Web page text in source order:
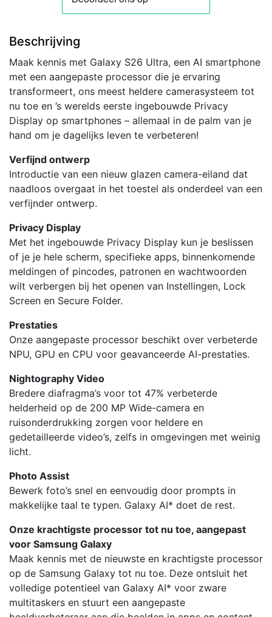
Beschrijving
Maak kennis met Galaxy S26 Ultra, een AI smartphone
met een aangepaste processor die je ervaring
transformeert, ons meest heldere camerasysteem tot
nu toe en ’s werelds eerste ingebouwde Privacy
Display op smartphones – allemaal in de palm van je
hand om je dagelijks leven te verbeteren!
Verfijnd ontwerp
Introductie van een nieuw glazen camera-eiland dat
naadloos overgaat in het toestel als onderdeel van een
verfijnder ontwerp.
Privacy Display
Met het ingebouwde Privacy Display kun je beslissen
of je je hele scherm, specifieke apps, binnenkomende
meldingen of pincodes, patronen en wachtwoorden
wilt verbergen bij het openen van Instellingen, Lock
Screen en Secure Folder.
Prestaties
Onze aangepaste processor beschikt over verbeterde
NPU, GPU en CPU voor geavanceerde AI-prestaties.
Nightography Video
Bredere diafragma’s voor tot 47% verbeterde
helderheid op de 200 MP Wide-camera en
ruisonderdrukking zorgen voor heldere en
gedetailleerde video’s, zelfs in omgevingen met weinig
licht.
Photo Assist
Bewerk foto’s snel en eenvoudig door prompts in
makkelijke taal te typen. Galaxy AI* doet de rest.
Onze krachtigste processor tot nu toe, aangepast
voor Samsung Galaxy
Maak kennis met de nieuwste en krachtigste processor
op de Samsung Galaxy tot nu toe. Deze ontsluit het
volledige potentieel van Galaxy AI* voor zware
multitaskers en stuurt een aangepaste